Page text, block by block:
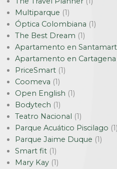
Multiparque (1)
Óptica Colombiana (1)
The Best Dream (1)
Apartamento en
Apartamento en Cartagena
PriceSmart (1)
Coomeva (1)
Open English (1)
Bodytech (1)
Teatro Nacional (1)
Parque Acuático Piscilago (1)
Parque Jaime Duque (1)
Smart fit (1)
Mary Kay (1)